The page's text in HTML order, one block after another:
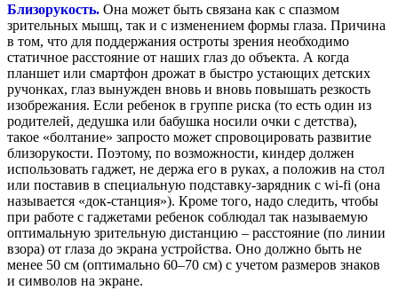
Близорукость. Она может быть связана как с спазмом
зрительных мышц, так и с изменением формы глаза. Причина
в том, что для поддержания остроты зрения необходимо
статичное расстояние от наших глаз до объекта. А когда
планшет или смартфон дрожат в быстро устающих детских
ручонках, глаз вынужден вновь и вновь повышать резкость
изобрежания. Если ребенок в группе риска (то есть один из
родителей, дедушка или бабушка носили очки с детства),
такое «болтание» запросто может спровоцировать развитие
близорукости. Поэтому, по возможности, киндер должен
использовать гаджет, не держа его в руках, а положив на стол
или поставив в специальную подставку-зарядник с wi-fi (она
называется «док-станция»). Кроме того, надо следить, чтобы
при работе с гаджетами ребенок соблюдал так называемую
оптимальную зрительную дистанцию – расстояние (по линии
взора) от глаза до экрана устройства. Оно должно быть не
менее 50 см (оптимально 60–70 см) с учетом размеров знаков
и символов на экране.